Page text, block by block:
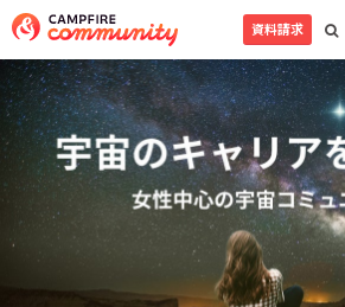
資料請求